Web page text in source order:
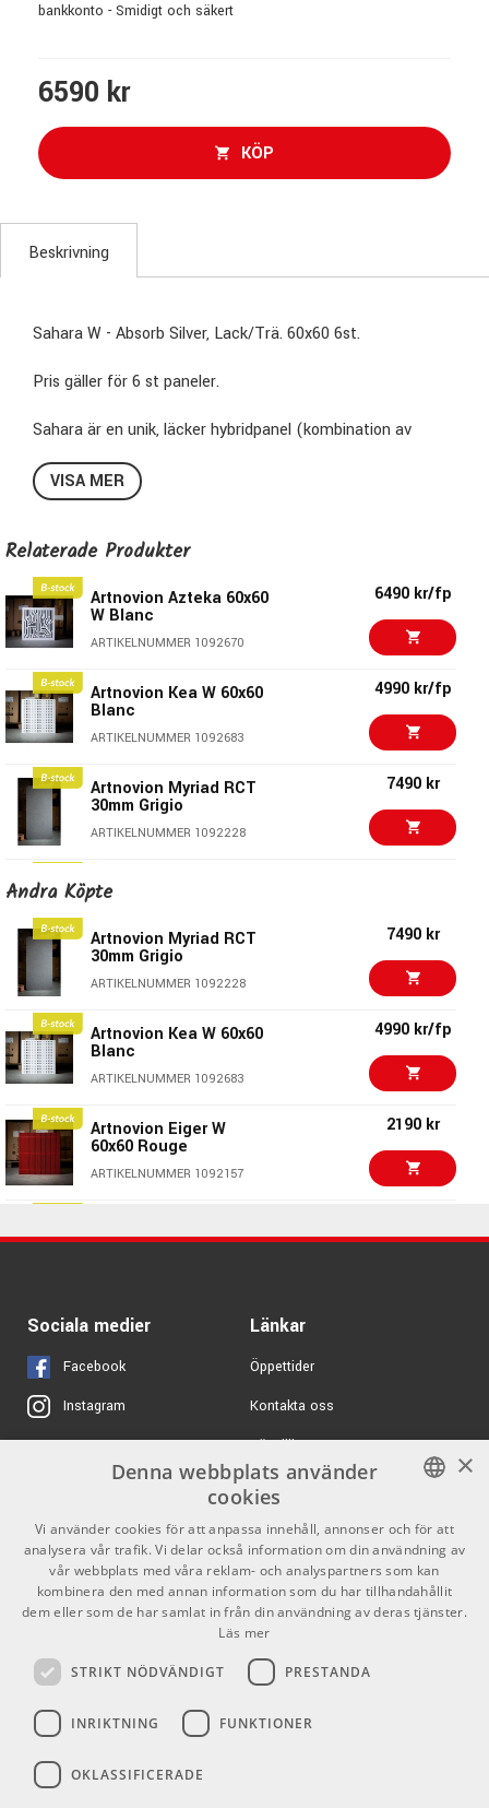
bankkonto - Smidigt och säkert
6590 kr
KÖP
Beskrivning
Sahara W - Absorb Silver, Lack/Trä. 60x60 6st.
Pris gäller för 6 st paneler.
Sahara är en unik, läcker hybridpanel (kombination av
Monteringen sker företrädesvis med Artnovions smarta
väggar utan också även i tak.
Vi rear här bort 6 st Sahara paneler i färgen Silver. 4 av 6 är
upplockade och har använts som visningsex. Bla finns det
skruvhål på baksidan.
VISA MER
Relaterade Produkter
Artnovion Azteka 60x60
W Blanc
ARTIKELNUMMER 1092670
6490 kr/fp
Artnovion Kea W 60x60
Blanc
ARTIKELNUMMER 1092683
4990 kr/fp
Artnovion Myriad RCT
30mm Grigio
ARTIKELNUMMER 1092228
7490 kr
Artnovion Loki Velvet
60x119 Blue
ARTIKELNUMMER 1092087
Artnovion Loki Velvet
60x119 Grey
ARTIKELNUMMER 1092086
3890 kr
Artnovion Douro W
60x60 Rouge
ARTIKELNUMMER 1092165
4390 kr/4st
Artnovion Loa Absorb
30x30 Fucsia
2790 kr/fp
Andra Köpte
Artnovion Myriad RCT
30mm Grigio
ARTIKELNUMMER 1092228
7490 kr
Artnovion Kea W 60x60
Blanc
ARTIKELNUMMER 1092683
4990 kr/fp
Artnovion Eiger W
60x60 Rouge
ARTIKELNUMMER 1092157
2190 kr
60x119 Grey
Artnovion Azteka 60x60
W Blanc
ARTIKELNUMMER 1092670
ART P48
Jet JT-300 Sunburst
(Left Hand)
ARTIKELNUMMER 1085308
Martin Guitar LXK2
Little Martin
5555 kr/st
Sociala medier
Facebook
Instagram
X
Youtube
TikTok
Länkar
Öppettider
Kontakta oss
Köpvillkor
Butiken
Varumärken
GDPR & Cookies
Kontakt
Info
Mån-Fre: 10.00-18.00
SWEDISH
ENGLISH
×
Denna webbplats använder
cookies
Vi använder cookies för att anpassa innehåll, annonser och för att
analysera vår trafik. Vi delar också information om din användning av
vår webbplats med våra reklam- och analyspartners som kan
kombinera den med annan information som du har tillhandahållit
dem eller som de har samlat in från din användning av deras tjänster.
Läs mer
STRIKT NÖDVÄNDIGT PRESTANDA
INRIKTNING FUNKTIONER
OKLASSIFICERADE